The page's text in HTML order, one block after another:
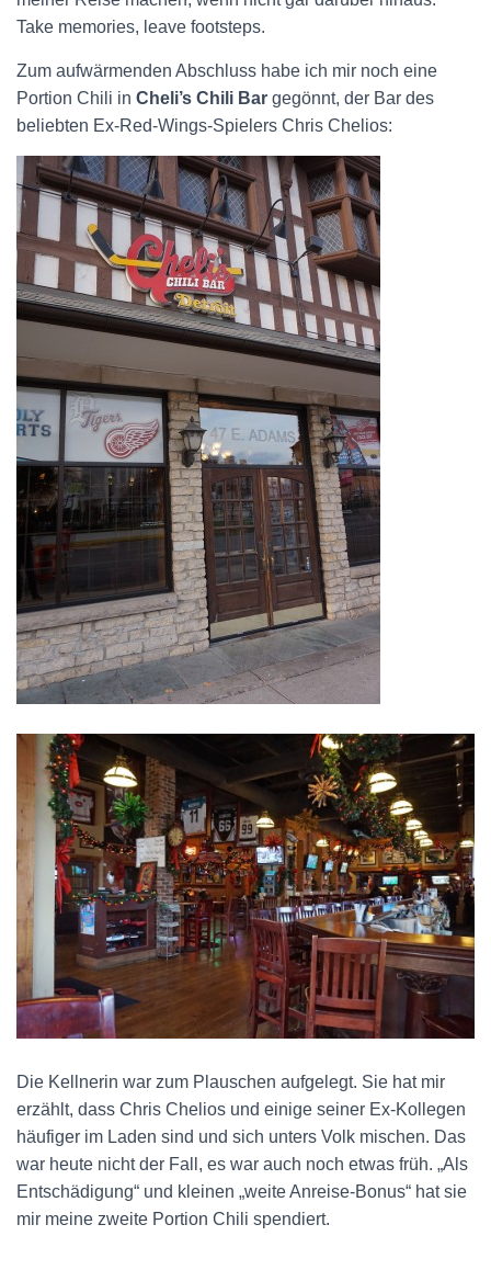
Take memories, leave footsteps.
Zum aufwärmenden Abschluss habe ich mir noch eine
Portion Chili in Cheli’s Chili Bar gegönnt, der Bar des
beliebten Ex-Red-Wings-Spielers Chris Chelios:
Die Kellnerin war zum Plauschen aufgelegt. Sie hat mir
erzählt, dass Chris Chelios und einige seiner Ex-Kollegen
häufiger im Laden sind und sich unters Volk mischen. Das
war heute nicht der Fall, es war auch noch etwas früh. „Als
Entschädigung“ und kleinen „weite Anreise-Bonus“ hat sie
mir meine zweite Portion Chili spendiert.